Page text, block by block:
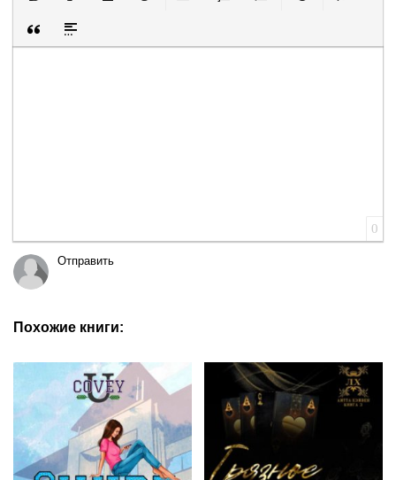
Вставка цитаты
Вставка спойлера
0
Отправить
Похожие книги: